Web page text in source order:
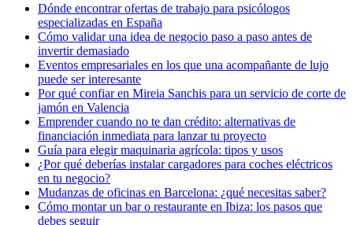
Dónde encontrar ofertas de trabajo para psicólogos
especializadas en España
Cómo validar una idea de negocio paso a paso antes de
invertir demasiado
Eventos empresariales en los que una acompañante de lujo
puede ser interesante
Por qué confiar en Mireia Sanchis para un servicio de corte de
jamón en Valencia
Emprender cuando no te dan crédito: alternativas de
financiación inmediata para lanzar tu proyecto
Guía para elegir maquinaria agrícola: tipos y usos
¿Por qué deberías instalar cargadores para coches eléctricos
en tu negocio?
Mudanzas de oficinas en Barcelona: ¿qué necesitas saber?
Cómo montar un bar o restaurante en Ibiza: los pasos que
debes seguir